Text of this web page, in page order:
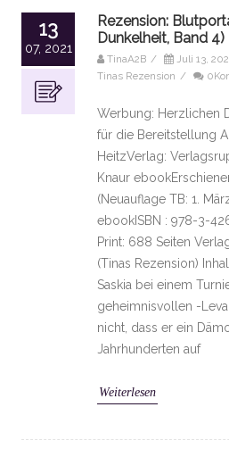
13
07, 2021
Rezension:
Dunkelheit, Band
TinaA2B / Juli 13,
Tinas Rezension /
Werbung: Herzlichen
für die Bereitstellung
HeitzVerlag:
Knaur
(Neuauflage TB: 1.
ebookISBN : 978-3-
Print: 688 Seiten
(Tinas Rezension)
Saskia bei einem
geheimnisvollen -
nicht, dass er ein
Jahrhunderten auf
Weiterlesen